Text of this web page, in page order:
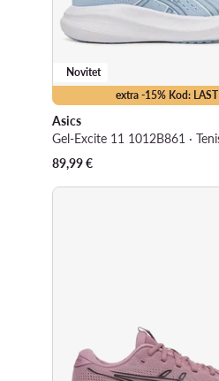
extra -15% Kod: LAST
Novitet
Asics
89,99€